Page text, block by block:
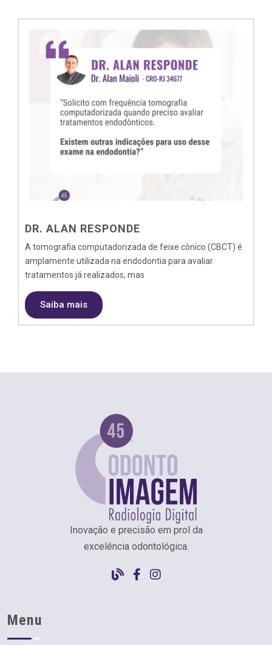
DR. ALAN RESPONDE
A tomografia computadorizada de feixe cônico (CBCT) é
amplamente utilizada na endodontia para avaliar
tratamentos já realizados, mas
Saiba mais
Inovação e precisão em prol da
excelência odontológica.
Menu